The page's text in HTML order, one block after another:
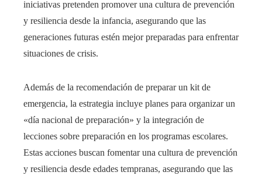
iniciativas pretenden promover una cultura de prevención
y resiliencia desde la infancia, asegurando que las
generaciones futuras estén mejor preparadas para enfrentar
situaciones de crisis.
Además de la recomendación de preparar un kit de
emergencia, la estrategia incluye planes para organizar un
«día nacional de preparación» y la integración de
lecciones sobre preparación en los programas escolares.
Estas acciones buscan fomentar una cultura de prevención
y resiliencia desde edades tempranas, asegurando que las